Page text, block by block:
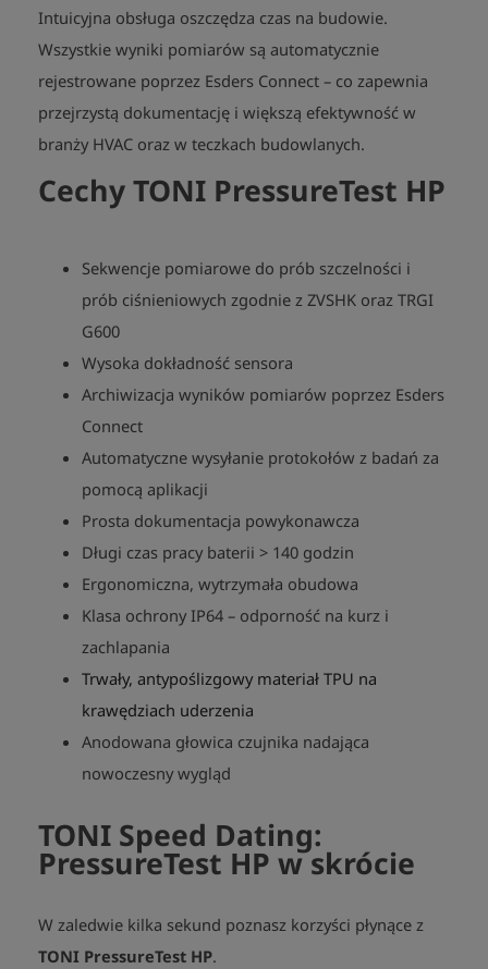
Intuicyjna obsługa oszczędza czas na budowie.
Wszystkie wyniki pomiarów są automatycznie
rejestrowane poprzez Esders Connect – co zapewnia
przejrzystą dokumentację i większą efektywność w
branży HVAC oraz w teczkach budowlanych.
Cechy TONI PressureTest HP
Sekwencje pomiarowe do prób szczelności i
prób ciśnieniowych zgodnie z ZVSHK oraz TRGI
G600
Wysoka dokładność sensora
Archiwizacja wyników pomiarów poprzez Esders
Connect
Automatyczne wysyłanie protokołów z badań za
pomocą aplikacji
Prosta dokumentacja powykonawcza
Długi czas pracy baterii > 140 godzin
Ergonomiczna, wytrzymała obudowa
Klasa ochrony IP64 – odporność na kurz i
zachlapania
Trwały, antypoślizgowy materiał TPU na
krawędziach uderzenia
Anodowana głowica czujnika nadająca
nowoczesny wygląd
TONI Speed Dating:
PressureTest HP w skrócie
W zaledwie kilka sekund poznasz korzyści płynące z
TONI PressureTest HP.